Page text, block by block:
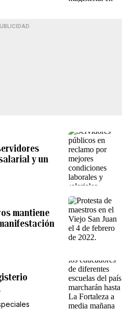
y un
mantiene